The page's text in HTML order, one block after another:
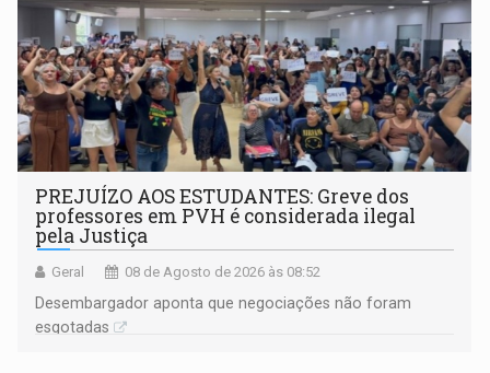
PREJUÍZO AOS ESTUDANTES: Greve dos
professores em PVH é considerada ilegal
pela Justiça
Geral 08 de Agosto de 2026 às 08:52
Desembargador aponta que negociações não foram
esgotadas